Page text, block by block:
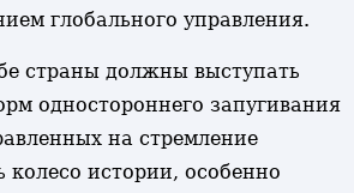
глобального управления.
страны должны выступать
одностороннего запугивания
на стремление
колесо истории, особенно